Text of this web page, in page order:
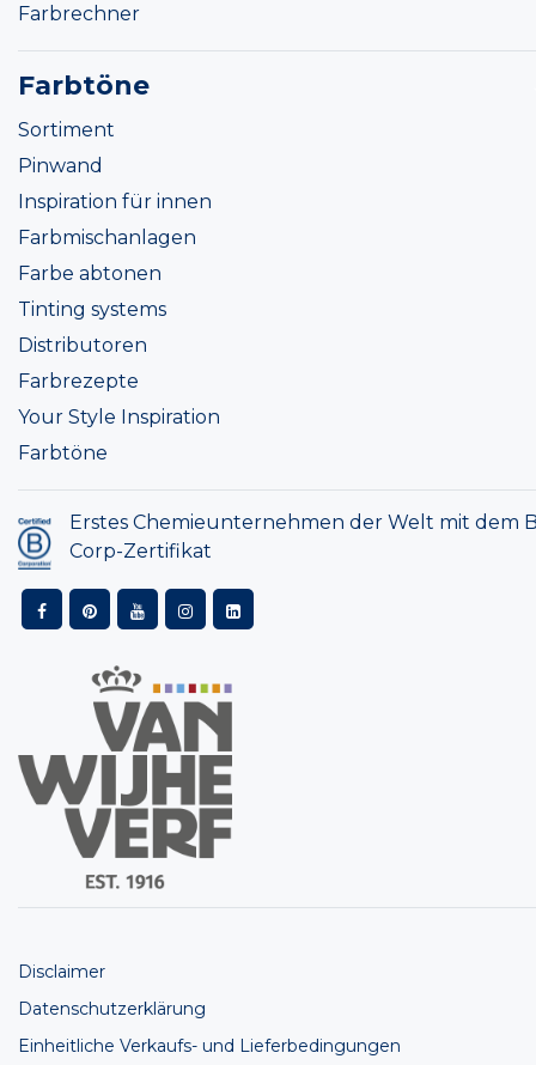
Farbrechner
Farbtöne
Sortiment
Pinwand
Inspiration für innen
Farbmischanlagen
Farbe abtonen
Tinting systems
Distributoren
Farbrezepte
Your Style Inspiration
Farbtöne
Erstes Chemieunternehmen der Welt mit dem
Corp-Zertifikat
Disclaimer
Datenschutzerklärung
Einheitliche Verkaufs- und Lieferbedingungen